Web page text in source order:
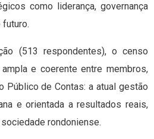
como liderança, governança
(513 respondentes), o censo
e coerente entre membros,
Público de Contas: a atual gestão
e orientada a resultados reais,
rondoniense.